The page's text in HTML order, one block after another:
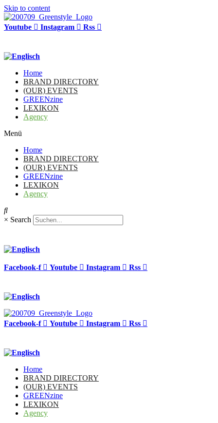
Skip to content
Youtube Instagram Rss
Home
BRAND DIRECTORY
(OUR) EVENTS
GREENzine
LEXIKON
Agency
Menü
Home
BRAND DIRECTORY
(OUR) EVENTS
GREENzine
LEXIKON
Agency
× Search
Facebook-f Youtube Instagram Rss
Facebook-f Youtube Instagram Rss
Home
BRAND DIRECTORY
(OUR) EVENTS
GREENzine
LEXIKON
Agency